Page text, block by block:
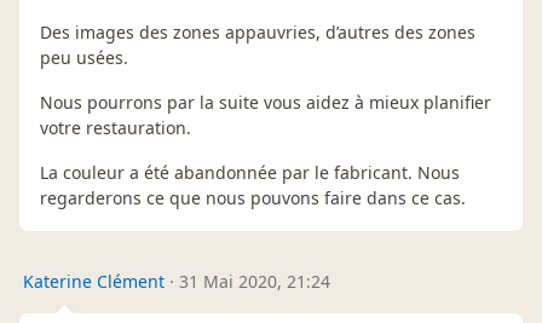
Des images des zones appauvries, d’autres des zones
peu usées.
Nous pourrons par la suite vous aidez à mieux planifier
votre restauration.
La couleur a été abandonnée par le fabricant. Nous
regarderons ce que nous pouvons faire dans ce cas.
Katerine Clément · 31 Mai 2020, 21:24